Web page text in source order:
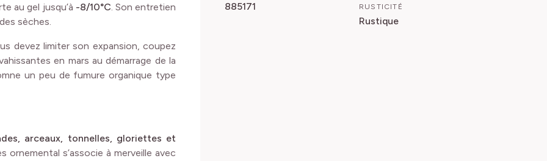
sèches.
en mars au démarrage de la
un peu de fumure organique type
ornemental s’associe à merveille avec
roses, comme lesclématites,glycine
Rustique